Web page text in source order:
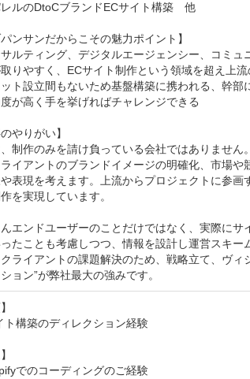
レルのDtoCブランドECサイト構築　他
パンサンだからこその魅力ポイント】
サルティング、デジタルエージェンシー、コミ
りやすく、ECサイト制作という領域を超え上
ット設立間もないため基盤構築に携われる、幹部
度が高く手を挙げればチャレンジできる
のやりがい】
制作のみを請け負っている会社ではありませ
イアントのブランドイメージの明確化、市場
表現を考えます。上流からプロジェクトに参
を実現しています。
エンドユーザーのことだけではなく、実際に
たことも考慮しつつ、情報を設計し運営スキ
クライアントの課題解決のため、戦略立て、ヴ
ョン”が弊社最大の強みです。
ト構築のディレクション経験
でのコーディングのご経験